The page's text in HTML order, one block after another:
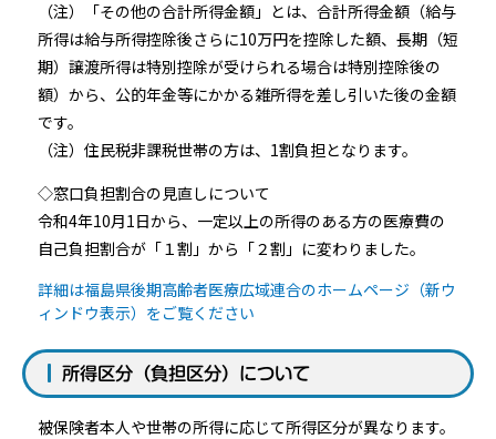
（注）「その他の合計所得金額」とは、合計所得金額（給与
所得は給与所得控除後さらに10万円を控除した額、長期（短
期）譲渡所得は特別控除が受けられる場合は特別控除後の
額）から、公的年金等にかかる雑所得を差し引いた後の金額
です。
（注）住民税非課税世帯の方は、1割負担となります。
◇窓口負担割合の見直しについて
令和4年10月1日から、一定以上の所得のある方の医療費の
自己負担割合が「１割」から「２割」に変わりました。
詳細は福島県後期高齢者医療広域連合のホームページ（新ウ
ィンドウ表示）をご覧ください
所得区分（負担区分）について
被保険者本人や世帯の所得に応じて所得区分が異なります。